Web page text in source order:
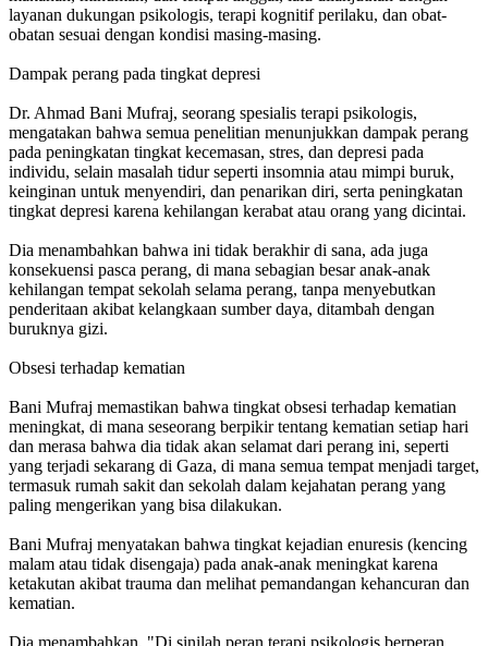
layanan dukungan psikologis, terapi kognitif perilaku, dan obat-
obatan sesuai dengan kondisi masing-masing.
Dampak perang pada tingkat depresi
Dr. Ahmad Bani Mufraj, seorang spesialis terapi psikologis,
mengatakan bahwa semua penelitian menunjukkan dampak perang
pada peningkatan tingkat kecemasan, stres, dan depresi pada
individu, selain masalah tidur seperti insomnia atau mimpi buruk,
keinginan untuk menyendiri, dan penarikan diri, serta peningkatan
tingkat depresi karena kehilangan kerabat atau orang yang dicintai.
Dia menambahkan bahwa ini tidak berakhir di sana, ada juga
konsekuensi pasca perang, di mana sebagian besar anak-anak
kehilangan tempat sekolah selama perang, tanpa menyebutkan
penderitaan akibat kelangkaan sumber daya, ditambah dengan
buruknya gizi.
Obsesi terhadap kematian
Bani Mufraj memastikan bahwa tingkat obsesi terhadap kematian
meningkat, di mana seseorang berpikir tentang kematian setiap hari
dan merasa bahwa dia tidak akan selamat dari perang ini, seperti
yang terjadi sekarang di Gaza, di mana semua tempat menjadi target,
termasuk rumah sakit dan sekolah dalam kejahatan perang yang
paling mengerikan yang bisa dilakukan.
Bani Mufraj menyatakan bahwa tingkat kejadian enuresis (kencing
malam atau tidak disengaja) pada anak-anak meningkat karena
ketakutan akibat trauma dan melihat pemandangan kehancuran dan
kematian.
Dia menambahkan, "Di sinilah peran terapi psikologis berperan